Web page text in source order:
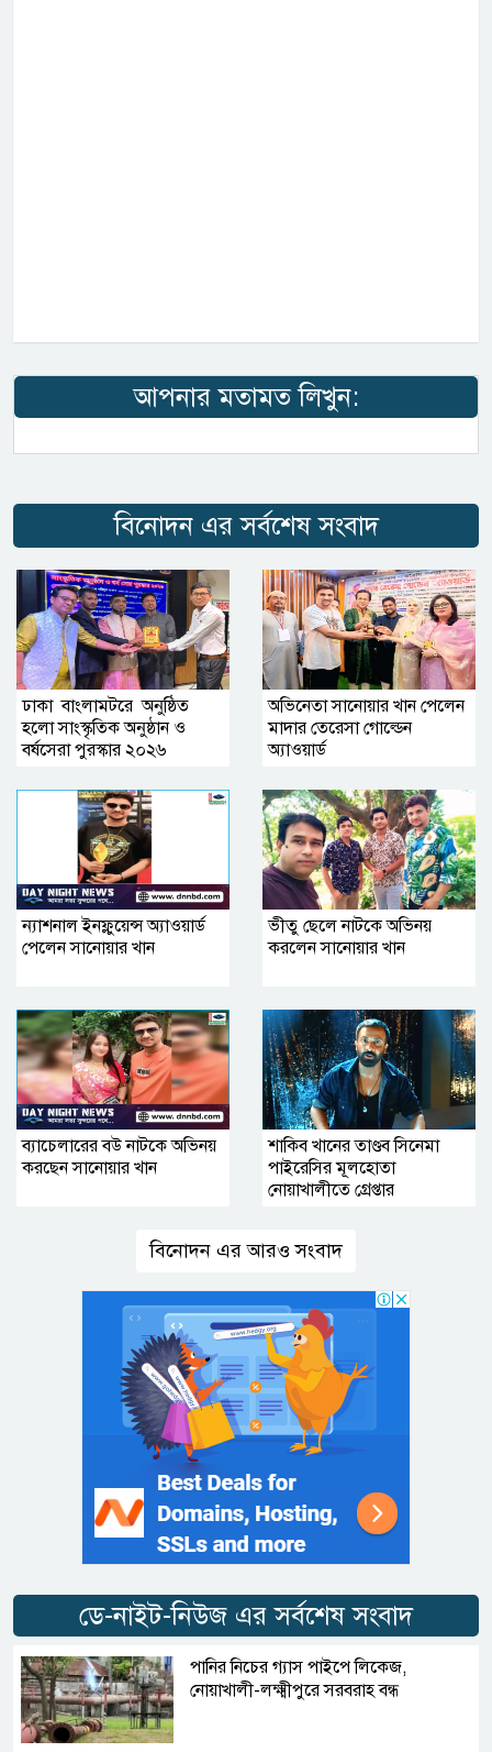
আপনার মতামত লিখুন:
বিনোদন এর সর্বশেষ সংবাদ
ঢাকা বাংলামটরে অনুষ্ঠিত
হলো সাংস্কৃতিক অনুষ্ঠান ও
বর্ষসেরা পুরস্কার ২০২৬
অভিনেতা সানোয়ার খান পেলেন
মাদার তেরেসা গোল্ডেন
অ‍্যাওয়ার্ড
ন্যাশনাল ইনফ্লুয়েন্স অ্যাওয়ার্ড
পেলেন সানোয়ার খান
ভীতু ছেলে নাটকে অভিনয়
করলেন সানোয়ার খান
ব্যাচেলারের বউ নাটকে অভিনয়
করছেন সানোয়ার খান
শাকিব খানের তাণ্ডব সিনেমা
পাইরেসির মূলহোতা
নোয়াখালীতে গ্রেপ্তার
বিনোদন এর আরও সংবাদ
ডে-নাইট-নিউজ এর সর্বশেষ সংবাদ
পানির নিচের গ্যাস পাইপে লিকেজ,
নোয়াখালী-লক্ষ্মীপুরে সরবরাহ বন্ধ